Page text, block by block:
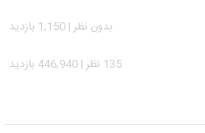
بدون نظر | 1,150 بازدید
135 نظر | 446,940 بازدید